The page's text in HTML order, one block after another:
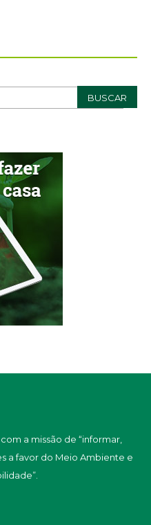
a missão de “informar,
a favor do Meio Ambiente e